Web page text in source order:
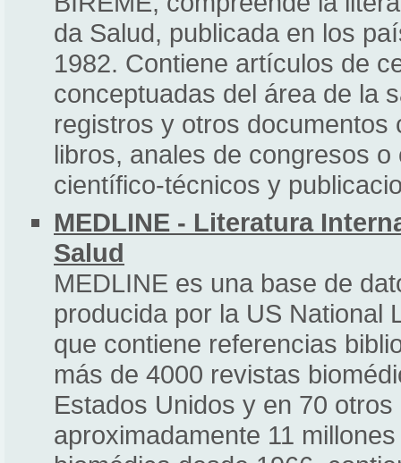
da Salud, publicada en los
1982. Contiene artículos de
conceptuadas del área de la
registros y otros
libros, anales de congresos
científico-técnicos y
MEDLINE - Literatura
Salud
MEDLINE es una base de
producida por la US National
que contiene referencias
más de 4000 revistas
Estados Unidos y en 70
aproximadamente 11